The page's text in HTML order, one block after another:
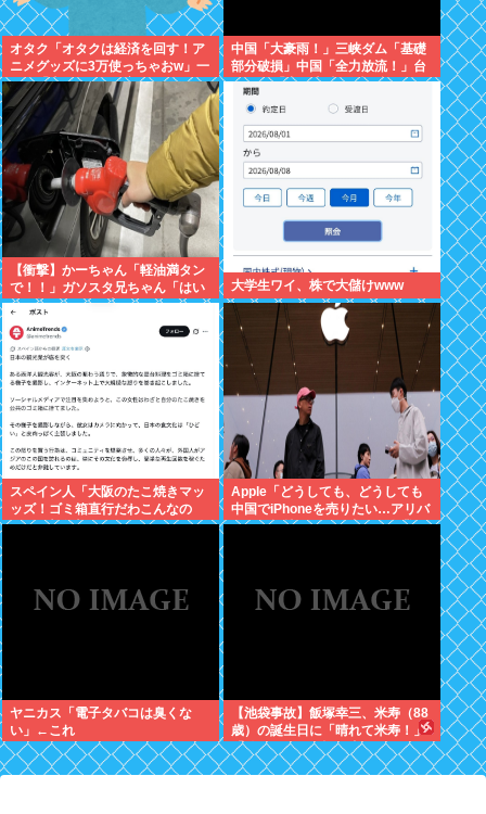
オタク「オタクは経済を回す！ア
ニメグッズに3万使っちゃおw」一
般人「車に500万、家に3000万、
観光して5万、交際費に5万」
中国「大豪雨！」三峡ダム「基礎
部分破損」中国「全力放流！」台
風13号「中国上陸予測」台風15号
「中国接近（画像」中国「台風同
時上陸！（穀物生産が壊滅危機」
【衝撃】かーちゃん「軽油満タン
で！！」ガソスタ兄ちゃん「はい
(レギュラーの間違いだろな…)」
⇒結果ｗｗ
大学生ワイ、株で大儲けwww
スペイン人「大阪のたこ焼きマッ
ッズ！ゴミ箱直行だわこんなの
w」←大炎上してしまう
Apple「どうしても、どうしても
中国でiPhoneを売りたい…アリバ
バさん提携しよ！」中国AI企業に
ヤニカス「電子タバコは臭くな
い」←これ
【池袋事故】飯塚幸三、米寿（88
歳）の誕生日に「晴れて米寿！」
「嬉しい」と日記に書いていた